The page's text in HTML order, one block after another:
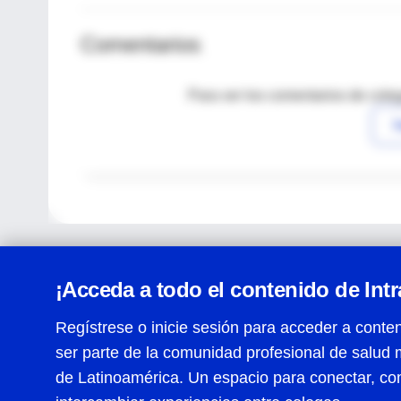
Comentarios
Para ver los comentarios de
¡Acceda a todo el contenido de
Regístrese o inicie sesión para acceder a
ser parte de la comunidad profesional de salud
de Latinoamérica. Un espacio para conectar,
Centro de Ayuda
Términos y condiciones| Políticas de privacidad